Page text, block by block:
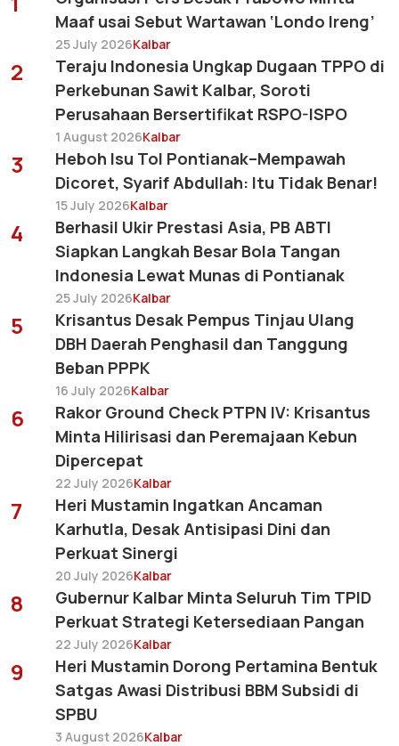
Maaf usai Sebut Wartawan ‘Londo Ireng’
25 July 2026Kalbar
2
Teraju Indonesia Ungkap Dugaan TPPO di
Perkebunan Sawit Kalbar, Soroti
Perusahaan Bersertifikat RSPO-ISPO
1 August 2026Kalbar
3
Heboh Isu Tol Pontianak–Mempawah
Dicoret, Syarif Abdullah: Itu Tidak Benar!
15 July 2026Kalbar
4
Berhasil Ukir Prestasi Asia, PB ABTI
Siapkan Langkah Besar Bola Tangan
Indonesia Lewat Munas di Pontianak
25 July 2026Kalbar
5
Krisantus Desak Pempus Tinjau Ulang
DBH Daerah Penghasil dan Tanggung
Beban PPPK
16 July 2026Kalbar
6
Rakor Ground Check PTPN IV: Krisantus
Minta Hilirisasi dan Peremajaan Kebun
Dipercepat
22 July 2026Kalbar
7
Heri Mustamin Ingatkan Ancaman
Karhutla, Desak Antisipasi Dini dan
Perkuat Sinergi
20 July 2026Kalbar
8
Gubernur Kalbar Minta Seluruh Tim TPID
Perkuat Strategi Ketersediaan Pangan
22 July 2026Kalbar
9
Heri Mustamin Dorong Pertamina Bentuk
Satgas Awasi Distribusi BBM Subsidi di
SPBU
3 August 2026Kalbar